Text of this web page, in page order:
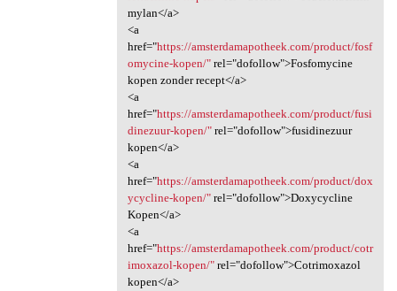
mylan</a>
<a
href="https://amsterdamapotheek.com/product/fosf
omycine-kopen/"rel="dofollow">Fosfomycine
kopen zonder recept</a>
<a
href="https://amsterdamapotheek.com/product/fusi
dinezuur-kopen/"rel="dofollow">fusidinezuur
kopen</a>
<a
href="https://amsterdamapotheek.com/product/dox
ycycline-kopen/"rel="dofollow">Doxycycline
Kopen</a>
<a
href="https://amsterdamapotheek.com/product/cotr
imoxazol-kopen/"rel="dofollow">Cotrimoxazol
kopen</a>